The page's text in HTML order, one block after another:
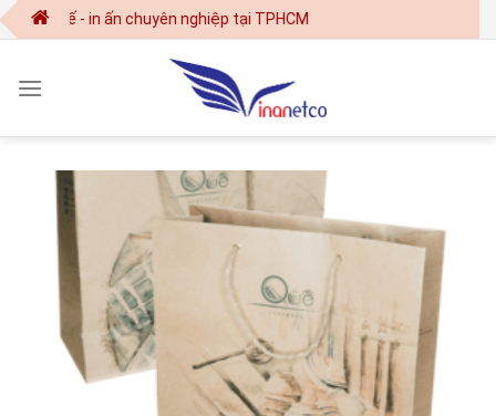
Skip
to
kế - in ấn chuyên nghiệp tại TPHCM